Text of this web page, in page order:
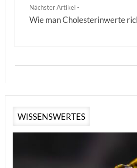
Nächster Artikel -
Wie man Cholesterinwerte
WISSENSWERTES